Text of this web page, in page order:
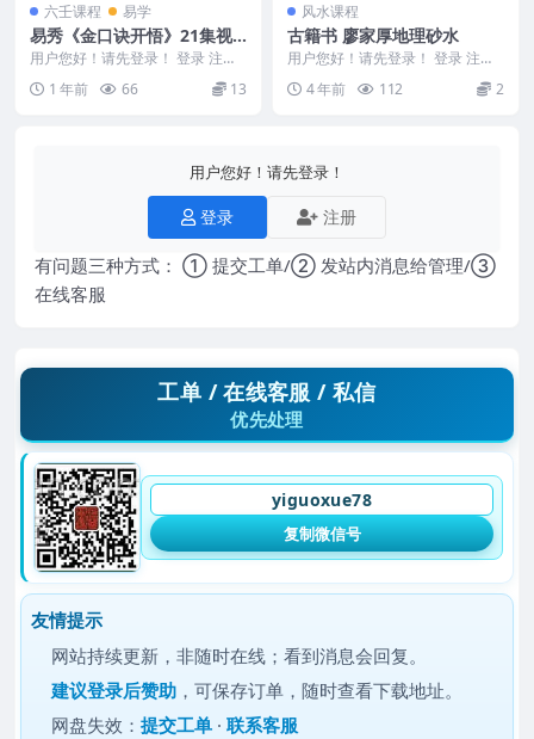
六壬课程 易学
易秀《金口诀开悟》21集视
频 约1.5小时Y
用户您好！请先登录！ 登录 注册
易秀《金口诀开悟》21集视频 约
1.5小时Y ...
1 年前 66 13
风水课程
古籍书 廖家厚地理砂水
用户您好！请先登录！ 登录 注册
廖家厚地理砂水 编号：221436A3
54 4 年前 112 2
用户您好！请先登录！
登录 注册
有问题三种方式： ① 提交工单/② 发站内消息给管理/③
在线客服
工单 / 在线客服 / 私信
优先处理
yiguoxue78
复制微信号
友情提示
网站持续更新，非随时在线；看到消息会回复。
建议登录后赞助 ，可保存订单，随时查看下载地址。
网盘失效：提交工单 ·联系客服